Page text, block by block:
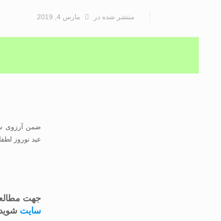
منتشر شده در مارس 4, 2019
ضمن آرزوی
عید نوروز
جهت
سایت